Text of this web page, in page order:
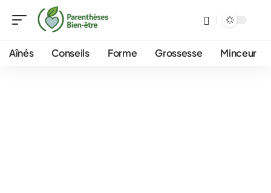
Aînés Conseils Forme Grossesse Minceur